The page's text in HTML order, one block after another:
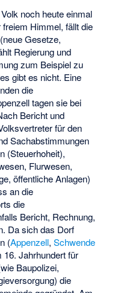
noch heute einmal
Himmel, fällt die
Gesetze,
Regierung und
zum Beispiel zu
gibt es nicht. Eine
die
tagen sie bei
Bericht und
für den
Sachabstimmungen
(Steuerhoheit),
Flurwesen,
öffentliche Anlagen)
an die
die
Bericht, Rechnung,
Da sich das Dorf
(Appenzell,Schwende
16. Jahrhundert für
Baupolizei,
die